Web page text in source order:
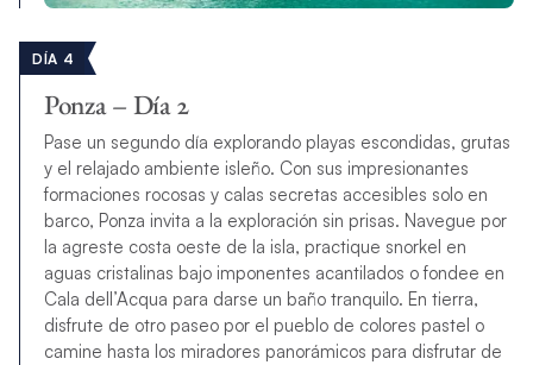
DÍA 4
Ponza – Día 2
Pase un segundo día explorando playas escondidas, grutas
y el relajado ambiente isleño. Con sus impresionantes
formaciones rocosas y calas secretas accesibles solo en
barco, Ponza invita a la exploración sin prisas. Navegue por
la agreste costa oeste de la isla, practique snorkel en
aguas cristalinas bajo imponentes acantilados o fondee en
Cala dell’Acqua para darse un baño tranquilo. En tierra,
disfrute de otro paseo por el pueblo de colores pastel o
camine hasta los miradores panorámicos para disfrutar de